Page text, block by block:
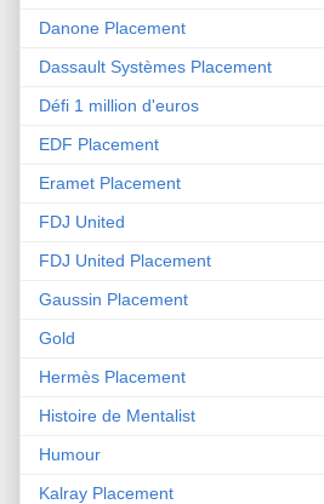
Danone Placement
Dassault Systèmes Placement
Défi 1 million d'euros
EDF Placement
Eramet Placement
FDJ United
FDJ United Placement
Gaussin Placement
Gold
Hermès Placement
Histoire de Mentalist
Humour
Kalray Placement